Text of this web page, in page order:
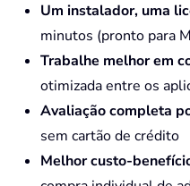
Um instalador, uma
minutos (pronto para
Trabalhe melhor em
otimizada entre os
Avaliação completa
sem cartão de crédito
Melhor custo-